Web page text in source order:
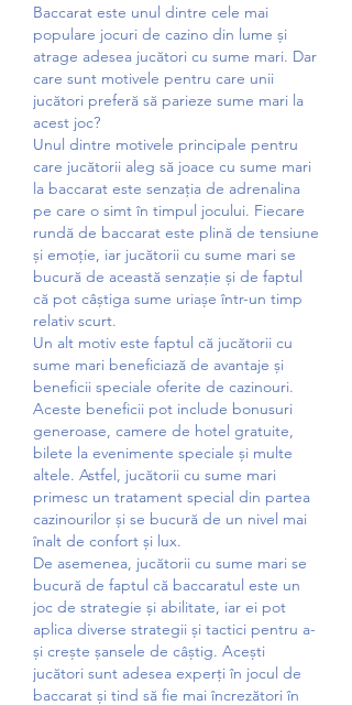
Baccarat este unul dintre cele mai
populare jocuri de cazino din lume și
atrage adesea jucători cu sume mari. Dar
care sunt motivele pentru care unii
jucători preferă să parieze sume mari la
acest joc?
Unul dintre motivele principale pentru
care jucătorii aleg să joace cu sume mari
la baccarat este senzația de adrenalina
pe care o simt în timpul jocului. Fiecare
rundă de baccarat este plină de tensiune
și emoție, iar jucătorii cu sume mari se
bucură de această senzație și de faptul
că pot câștiga sume uriașe într-un timp
relativ scurt.
Un alt motiv este faptul că jucătorii cu
sume mari beneficiază de avantaje și
beneficii speciale oferite de cazinouri.
Aceste beneficii pot include bonusuri
generoase, camere de hotel gratuite,
bilete la evenimente speciale și multe
altele. Astfel, jucătorii cu sume mari
primesc un tratament special din partea
cazinourilor și se bucură de un nivel mai
înalt de confort și lux.
De asemenea, jucătorii cu sume mari se
bucură de faptul că baccaratul este un
joc de strategie și abilitate, iar ei pot
aplica diverse strategii și tactici pentru a-
și crește șansele de câștig. Acești
jucători sunt adesea experți în jocul de
baccarat și tind să fie mai încrezători în